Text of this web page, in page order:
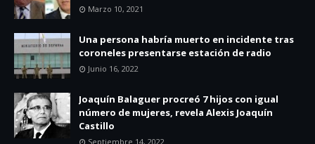
Marzo 10, 2021
Una persona habría muerto en incidente tras
coroneles presentarse estación de radio
Junio 16, 2022
Joaquín Balaguer procreó 7 hijos con igual
número de mujeres, revela Alexis Joaquín
Castillo
Septiembre 14, 2022